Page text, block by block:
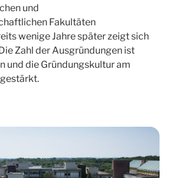
und
Fakultäten
wenige Jahre später zeigt sich
Zahl der Ausgründungen ist
und die Gründungskultur am